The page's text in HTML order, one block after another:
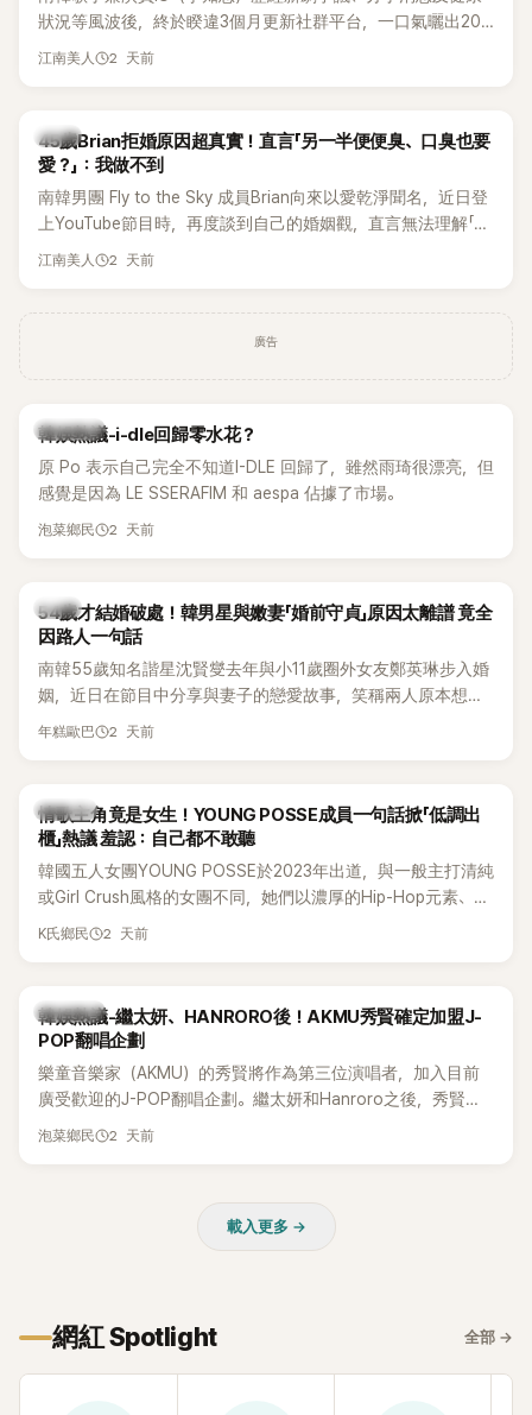
狀況等風波後，終於睽違3個月更新社群平台，一口氣曬出20
張近況照，讓大批粉絲又驚又喜。不過，比起照片本身，更引
江南美人 2 天前
韓星
45歲Brian拒婚原因超真實！直言「另一半便便臭、口臭也要
愛？」：我做不到
南韓男團 Fly to the Sky 成員Brian向來以愛乾淨聞名，近日登
上YouTube節目時，再度談到自己的婚姻觀，直言無法理解「連
另一半的口臭、便便臭都要愛」這種說法，更大方表明自己是不
江南美人 2 天前
廣告
熱議討論
韓娛熱議-i-dle回歸零水花？
原 Po 表示自己完全不知道I-DLE 回歸了，雖然雨琦很漂亮，但
感覺是因為 LE SSERAFIM 和 aespa 佔據了市場。
泡菜鄉民 2 天前
韓星
54歲才結婚破處！韓男星與嫩妻「婚前守貞」原因太離譜 竟全
因路人一句話
南韓55歲知名諧星沈賢燮去年與小11歲圈外女友鄭英琳步入婚
姻，近日在節目中分享與妻子的戀愛故事，笑稱兩人原本想享
受兩人世界，沒想到站在飯店門口時竟被路人認出，還一路替
年糕歐巴 2 天前
K-POP
情歌主角竟是女生！YOUNG POSSE成員一句話掀「低調出
櫃」熱議 羞認：自己都不敢聽
韓國五人女團YOUNG POSSE於2023年出道，與一般主打清純
或Girl Crush風格的女團不同，她們以濃厚的Hip-Hop元素、自
創Rap及成員親自參與創作為特色，MV也融入美式街頭、塗
為第五代女團中極具辨識度的新生代代表之一。
K氏鄉民 2 天前
熱議討論
韓娛熱議-繼太妍、HANRORO後！AKMU秀賢確定加盟J-
POP翻唱企劃
樂童音樂家（AKMU）的秀賢將作為第三位演唱者，加入目前
廣受歡迎的J-POP翻唱企劃。繼太妍和Hanroro之後，秀賢已
獲選為第三首翻唱歌曲的主唱，並於近期完成錄音。
泡菜鄉民 2 天前
載入更多 →
網紅 Spotlight 全部 →